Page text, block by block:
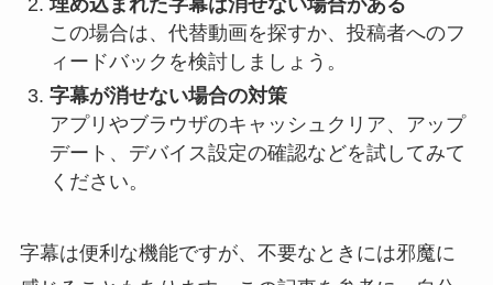
埋め込まれた字幕は消せない場合がある
この場合は、代替動画を探すか、投稿者へのフ
ィードバックを検討しましょう。
字幕が消せない場合の対策
アプリやブラウザのキャッシュクリア、アップ
デート、デバイス設定の確認などを試してみて
ください。
字幕は便利な機能ですが、不要なときには邪魔に